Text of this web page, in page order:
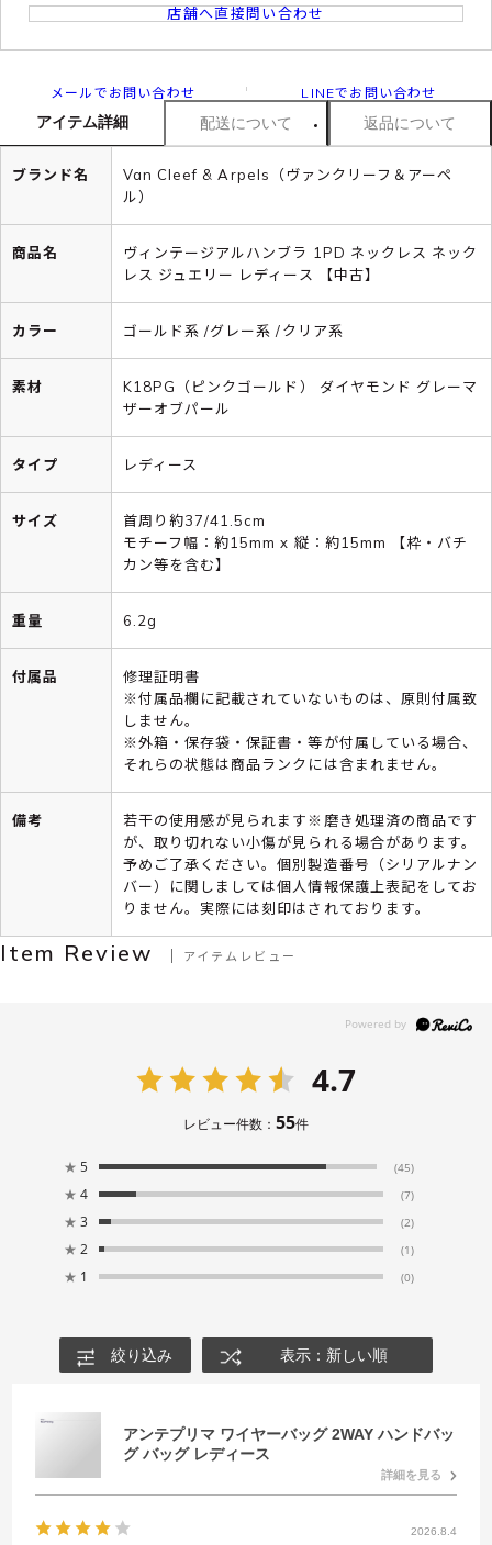
店舗へ直接問い合わせ
メールでお問い合わせ LINEでお問い合わせ
アイテム詳細 配送について 返品について
ブランド名
Van Cleef & Arpels（ヴァンクリーフ＆アーペ
ル）
商品名
ヴィンテージアルハンブラ 1PD ネックレス ネック
レス ジュエリー レディース 【中古】
カラー ゴールド系 /グレー系 /クリア系
素材
K18PG（ピンクゴールド） ダイヤモンド グレーマ
ザーオブパール
タイプ レディース
サイズ
首周り約37/41.5cm
モチーフ幅：約15mm x 縦：約15mm 【枠・バチ
カン等を含む】
重量 6.2g
付属品
修理証明書
※付属品欄に記載されていないものは、原則付属致
しません。
※外箱・保存袋・保証書・等が付属している場合、
それらの状態は商品ランクには含まれません。
備考
若干の使用感が見られます※磨き処理済の商品です
が、取り切れない小傷が見られる場合があります。
予めご了承ください。個別製造番号（シリアルナン
バー）に関しましては個人情報保護上表記をしてお
りません。実際には刻印はされております。
Item Review アイテムレビュー
4.7
レビュー件数： 55件
★ 5 (45)
★ 4 (7)
★ 3 (2)
★ 2 (1)
★ 1 (0)
絞り込み 表示：新しい順
アンテプリマ ワイヤーバッグ 2WAY ハンドバッ
グ バッグ レディース
詳細を見る
2026.8.4